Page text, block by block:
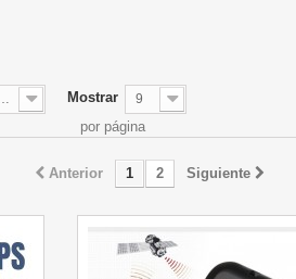
baratos primero Mostrar 9
por página
Anterior 1 2 Siguiente